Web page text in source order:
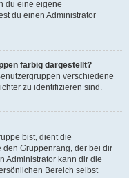
du eine eigene
du einen Administrator
farbig dargestellt?
verschiedene
zu identifizieren sind.
bist, dient die
Gruppenrang, der bei dir
Administrator kann dir die
Bereich selbst